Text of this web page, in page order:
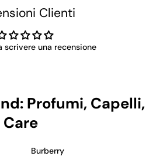
Clienti
scrivere una recensione
Profumi, Capelli,
Burberry